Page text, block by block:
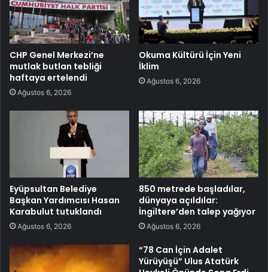
CHP Genel Merkezi’ne
mutlak butlan tebliği
haftaya ertelendi
Ağustos 6, 2026
Okuma Kültürü İçin Yeni
İklim
Ağustos 6, 2026
Eyüpsultan Belediye
Başkan Yardımcısı Hasan
Karabulut tutuklandı
Ağustos 6, 2026
850 metrede başladılar,
dünyaya açıldılar:
İngiltere’den talep yağıyor
Ağustos 6, 2026
“78 Can İçin Adalet
Yürüyüşü” Ulus Atatürk